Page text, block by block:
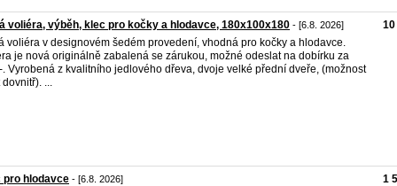
voliéra, výběh, klec pro kočky a hlodavce, 180x100x180 - [6.8. 2026]
voliéra v designovém šedém provedení, vhodná pro kočky a hlodavce.
je nová originálně zabalená se zárukou, možné odeslat na dobírku za
. Vyrobená z kvalitního jedlového dřeva, dvoje velké přední dveře, (možnost
dovnitř). ...
pro hlodavce - [6.8. 2026] 1